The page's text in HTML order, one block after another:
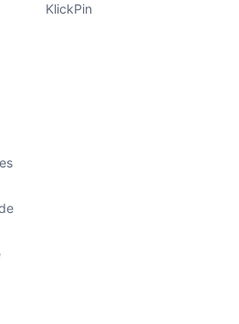
KlickPin